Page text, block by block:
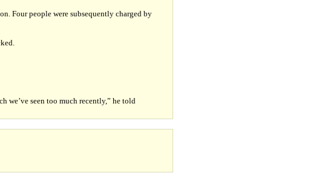
Four people were subsequently charged by
we’ve seen too much recently,” he told